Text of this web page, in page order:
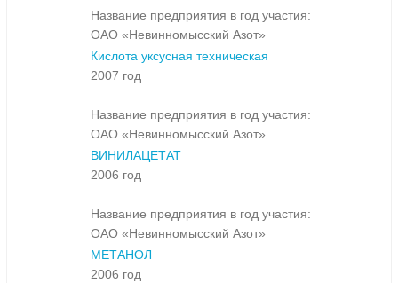
Название предприятия в год участия:
ОАО «Невинномысский Азот»
Кислота уксусная техническая
2007 год
Название предприятия в год участия:
ОАО «Невинномысский Азот»
ВИНИЛАЦЕТАТ
2006 год
Название предприятия в год участия:
ОАО «Невинномысский Азот»
МЕТАНОЛ
2006 год